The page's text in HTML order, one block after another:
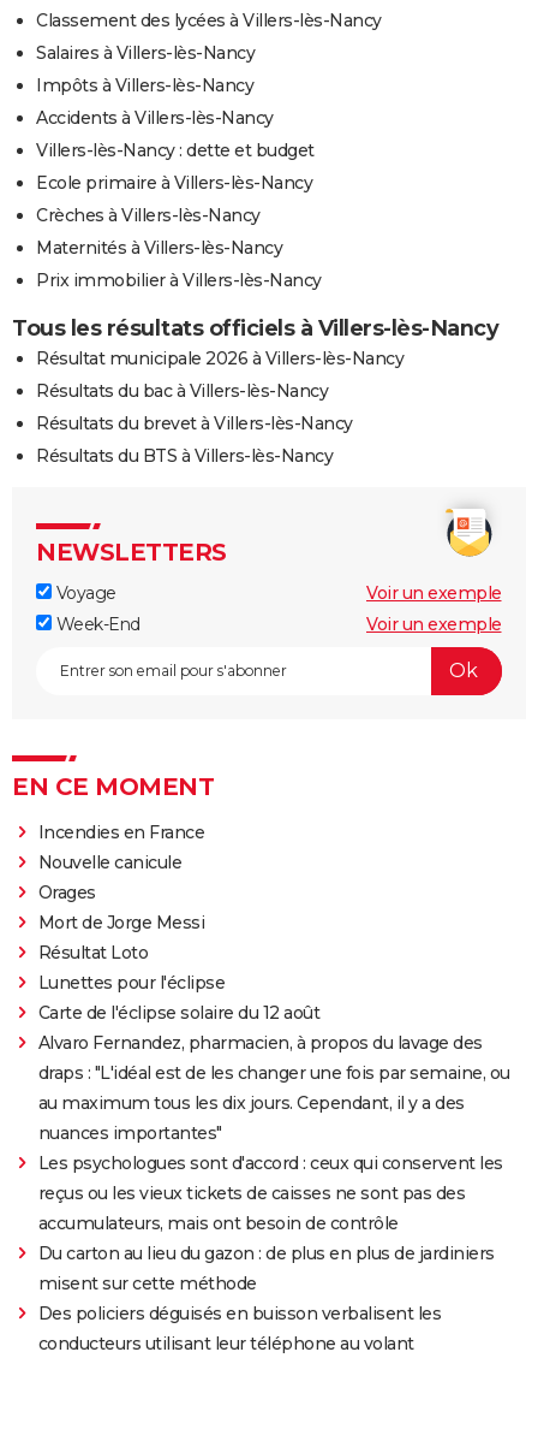
Classement des lycées à Villers-lès-Nancy
Salaires à Villers-lès-Nancy
Impôts à Villers-lès-Nancy
Accidents à Villers-lès-Nancy
Villers-lès-Nancy : dette et budget
Ecole primaire à Villers-lès-Nancy
Crèches à Villers-lès-Nancy
Maternités à Villers-lès-Nancy
Prix immobilier à Villers-lès-Nancy
Tous les résultats officiels à Villers-lès-Nancy
Résultat municipale 2026 à Villers-lès-Nancy
Résultats du bac à Villers-lès-Nancy
Résultats du brevet à Villers-lès-Nancy
Résultats du BTS à Villers-lès-Nancy
NEWSLETTERS
Voyage
Voir un exemple
Week-End
Voir un exemple
EN CE MOMENT
Incendies en France
Nouvelle canicule
Orages
Mort de Jorge Messi
Résultat Loto
Lunettes pour l'éclipse
Carte de l'éclipse solaire du 12 août
Alvaro Fernandez, pharmacien, à propos du lavage des
draps : "L'idéal est de les changer une fois par semaine, ou
au maximum tous les dix jours. Cependant, il y a des
nuances importantes"
Les psychologues sont d'accord : ceux qui conservent les
reçus ou les vieux tickets de caisses ne sont pas des
accumulateurs, mais ont besoin de contrôle
Du carton au lieu du gazon : de plus en plus de jardiniers
misent sur cette méthode
Des policiers déguisés en buisson verbalisent les
conducteurs utilisant leur téléphone au volant